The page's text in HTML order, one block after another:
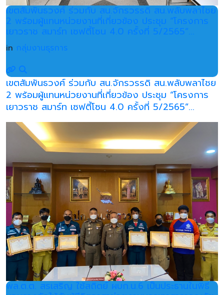
เขตสัมพันธวงศ์ ร่วมกับ สน.จักรวรรดิ สน.พลับพลาไชย
2 พร้อมผู้แทนหน่วยงานที่เกี่ยวข้อง ประชุม “โครงการ
เยาวราช สมาร์ท เซฟตี้โซน 4.0 ครั้งที่ 5/2565”...
in กลุ่มงานธุรการ
เขตสัมพันธวงศ์ ร่วมกับ สน.จักรวรรดิ สน.พลับพลาไชย
2 พร้อมผู้แทนหน่วยงานที่เกี่ยวข้อง ประชุม “โครงการ
เยาวราช สมาร์ท เซฟตี้โซน 4.0 ครั้งที่ 5/2565”...
พล.ต.ต. สรเสริญ ใช้สถิตย์ ผบก.น.6 เป็นประธานในพิธี